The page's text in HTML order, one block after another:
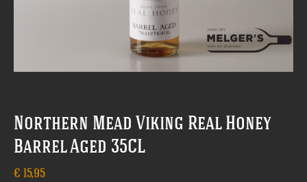
Northern Mead Viking Real Honey
Barrel Aged 35CL
€ 15,95